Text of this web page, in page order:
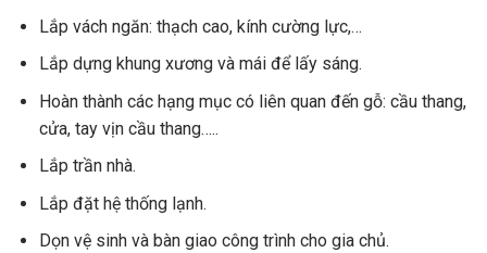
Lắp vách ngăn: thạch cao, kính cường lực,…
Lắp dựng khung xương và mái để lấy sáng.
Hoàn thành các hạng mục có liên quan đến gỗ: cầu thang,
cửa, tay vịn cầu thang…..
Lắp trần nhà.
Lắp đặt hệ thống lạnh.
Dọn vệ sinh và bàn giao công trình cho gia chủ.